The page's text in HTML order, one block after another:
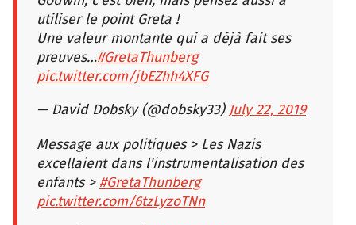
utiliser le point Greta !
Une valeur montante qui a déjà fait ses
preuves…#GretaThunberg
pic.twitter.com/jbEZhh4XFG
— David Dobsky (@dobsky33) July 22, 2019
Message aux politiques > Les Nazis
excellaient dans l'instrumentalisation des
enfants > #GretaThunberg
pic.twitter.com/6tzLyzoTNn